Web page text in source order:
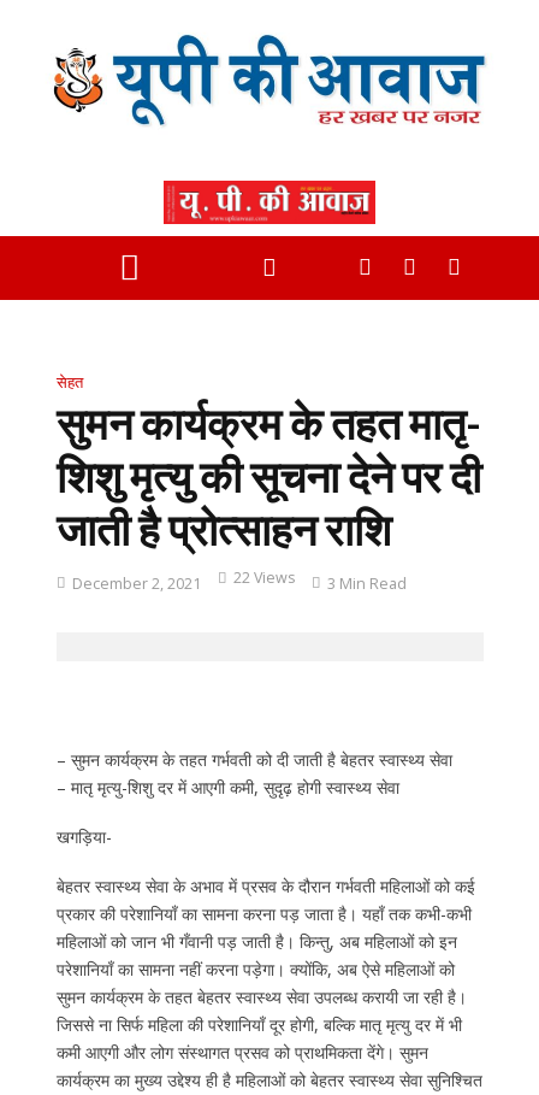
सेहत
सुमन कार्यक्रम के तहत मातृ-
शिशु मृत्यु की सूचना देने पर दी
जाती है प्रोत्साहन राशि
December 2, 2021 22 Views 3 Min Read
– सुमन कार्यक्रम के तहत गर्भवती को दी जाती है बेहतर स्वास्थ्य सेवा
– मातृ मृत्यु-शिशु दर में आएगी कमी, सुदृढ़ होगी स्वास्थ्य सेवा
खगड़िया-
बेहतर स्वास्थ्य सेवा के अभाव में प्रसव के दौरान गर्भवती महिलाओं को कई
प्रकार की परेशानियाँ का सामना करना पड़ जाता है। यहाँ तक कभी-कभी
महिलाओं को जान भी गँवानी पड़ जाती है। किन्तु, अब महिलाओं को इन
परेशानियाँ का सामना नहीं करना पड़ेगा। क्योंकि, अब ऐसे महिलाओं को
सुमन कार्यक्रम के तहत बेहतर स्वास्थ्य सेवा उपलब्ध करायी जा रही है।
जिससे ना सिर्फ महिला की परेशानियाँ दूर होगी, बल्कि मातृ मृत्यु दर में भी
कमी आएगी और लोग संस्थागत प्रसव को प्राथमिकता देंगे। सुमन
कार्यक्रम का मुख्य उद्देश्य ही है महिलाओं को बेहतर स्वास्थ्य सेवा सुनिश्चित